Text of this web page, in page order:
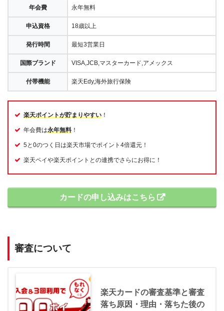
年会費 永年無料
申込資格 18歳以上
発行時間 最短3営業日
国際ブランド VISA,JCB,マスターカード,アメックス
付帯機能 楽天Edy,海外旅行保険
楽天ポイントが貯まりやすい ！
年会費は永年無料 ！
5と0のつく日は楽天市場でポイント4倍還元！
楽天ペイや楽天ポイントとの連携でさらにお得に！
カードの申し込みはこちら
審査について
楽天カードの審査基準と審査
落ち原因・理由・落ちた後の